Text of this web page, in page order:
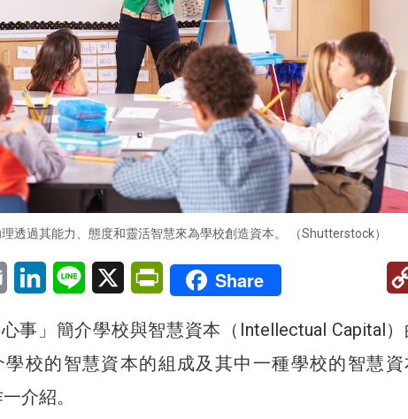
透過其能力、態度和靈活智慧來為學校創造資本。 （Shutterstock）
Email LinkedInLine X PrintFriendly
Share
事」簡介學校與智慧資本（Intellectual Capital）
校的智慧資本的組成及其中一種學校的智慧資
介紹。